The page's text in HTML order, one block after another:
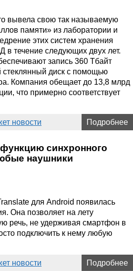
вывела свою так называемую
памяти» из лаборатории и
этих систем хранения
течение следующих двух лет.
запись 360 Тбайт
диск с помощью
Компания обещает до 13,8 млрд
что примерно соответствует
новости Подробнее
синхронного
наушники
для Android появилась
Она позволяет на лету
речь, не удерживая смартфон в
подключить к нему любую
новости Подробнее